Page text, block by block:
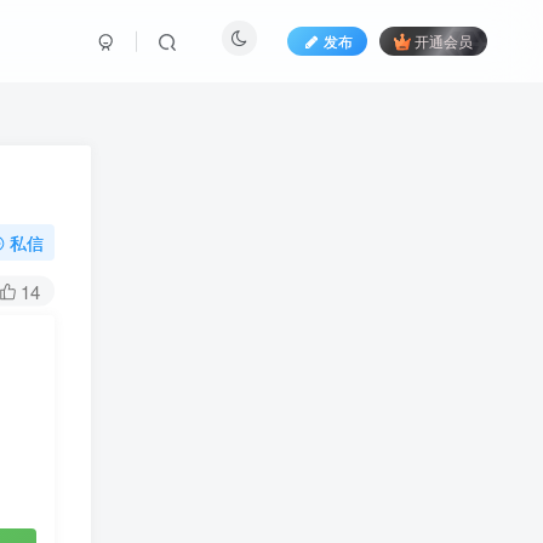
发布 开通会员
私信
14